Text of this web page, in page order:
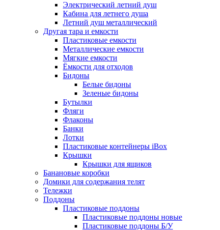
Электрический летний душ
Кабина для летнего душа
Летний душ металлический
Другая тара и емкости
Пластиковые емкости
Металлические емкости
Мягкие емкости
Ёмкости для отходов
Бидоны
Белые бидоны
Зеленые бидоны
Бутылки
Фляги
Флаконы
Банки
Лотки
Пластиковые контейнеры iBox
Крышки
Крышки для ящиков
Банановые коробки
Домики для содержания телят
Тележки
Поддоны
Пластиковые поддоны
Пластиковые поддоны новые
Пластиковые поддоны Б/У